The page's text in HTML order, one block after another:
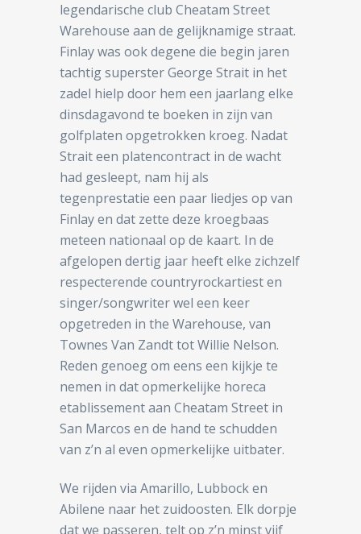
legendarische club Cheatam Street
Warehouse aan de gelijknamige straat.
Finlay was ook degene die begin jaren
tachtig superster George Strait in het
zadel hielp door hem een jaarlang elke
dinsdagavond te boeken in zijn van
golfplaten opgetrokken kroeg. Nadat
Strait een platencontract in de wacht
had gesleept, nam hij als
tegenprestatie een paar liedjes op van
Finlay en dat zette deze kroegbaas
meteen nationaal op de kaart. In de
afgelopen dertig jaar heeft elke zichzelf
respecterende countryrockartiest en
singer/songwriter wel een keer
opgetreden in the Warehouse, van
Townes Van Zandt tot Willie Nelson.
Reden genoeg om eens een kijkje te
nemen in dat opmerkelijke horeca
etablissement aan Cheatam Street in
San Marcos en de hand te schudden
van z’n al even opmerkelijke uitbater.
We rijden via Amarillo, Lubbock en
Abilene naar het zuidoosten. Elk dorpje
dat we passeren, telt op z’n minst vijf